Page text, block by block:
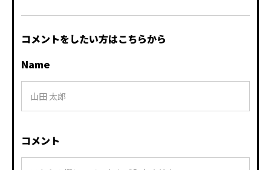
コメントをしたい方はこちらから
コメント
Name